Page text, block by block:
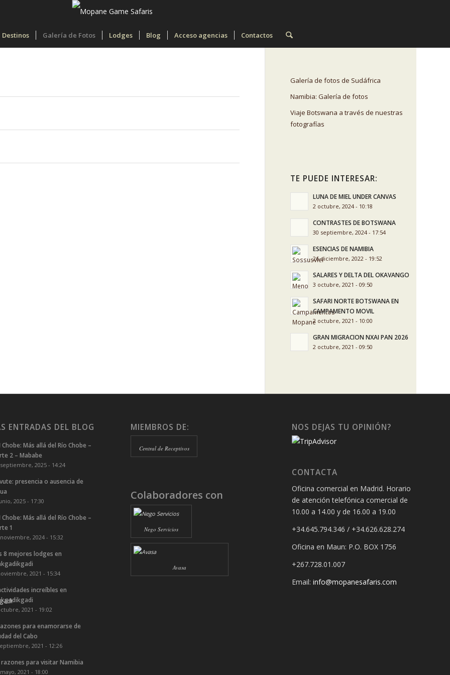
Destinos Galería de Fotos Lodges Blog Acceso agencias Contactos
Galería de fotos de Sudáfrica
Namibia: Galería de fotos
Viaje Botswana a través de nuestras
fotografías
TE PUEDE INTERESAR:
LUNA DE MIEL UNDER CANVAS
2 octubre, 2024 - 10:18
CONTRASTES DE BOTSWANA
30 septiembre, 2024 - 17:54
ESENCIAS DE NAMIBIA
26 diciembre, 2022 - 19:52
SALARES Y DELTA DEL OKAVANGO
3 octubre, 2021 - 09:50
SAFARI NORTE BOTSWANA EN
CAMPAMENTO MOVIL
2 octubre, 2021 - 10:00
GRAN MIGRACION NXAI PAN 2026
2 octubre, 2021 - 09:50
ENTRADAS DEL BLOG
Chobe: Más allá del Río Chobe –
2 – Mababe
2025 - 14:24
presencia o ausencia de
2025 - 17:30
Chobe: Más allá del Río Chobe –
1
2024 - 15:32
8 mejores lodges en
2021 - 15:34
increíbles en
2021 - 19:02
para enamorarse de
del Cabo
2021 - 12:26
razones para visitar Namibia
2021 - 18:00
MIEMBROS DE:
Central de Receptivos
Colaboradores con
Nego Servicios
Avasa
NOS DEJAS TU OPINIÓN?
CONTACTA
Oficina comercial en Madrid. Horario
de atención telefónica comercial de
10.00 a 14.00 y de 16.00 a 19.00
+34.645.794.346 / +34.626.628.274
Oficina en Maun: P.O. BOX 1756
+267.728.01.007
Email: info@mopanesafaris.com